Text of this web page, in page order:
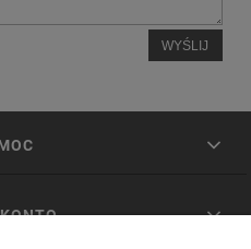
WYŚLIJ